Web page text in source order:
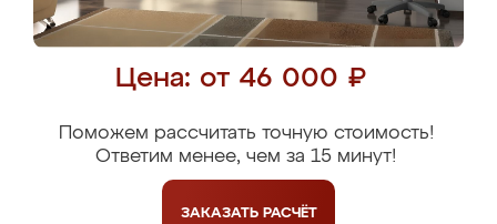
Цена: от 46 000 ₽
Поможем рассчитать точную стоимость!
Ответим менее, чем за 15 минут!
ЗАКАЗАТЬ РАСЧЁТ